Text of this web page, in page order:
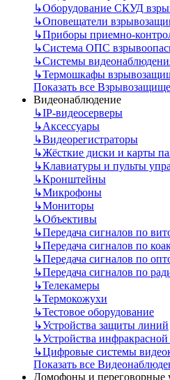
↳Оборудование СКУД
↳Оповещатели
↳Приборы приемно-
↳Система ОПС
↳Системы
↳Термошкафы
Показать все
Видеонаблюдение
↳IP-видеосерверы
↳Аксессуары
↳Видеорегистраторы
↳Жёсткие диски и карты
↳Клавиатуры и пульты
↳Кронштейны
↳Микрофоны
↳Мониторы
↳Объективы
↳Передача сигналов по
↳Передача сигналов по
↳Передача сигналов по
↳Передача сигналов по
↳Телекамеры
↳Термокожухи
↳Тестовое оборудование
↳Устройства защиты линий
↳Устройства инфракрасной
↳Цифровые системы
Показать все
Домофоны и переговорные